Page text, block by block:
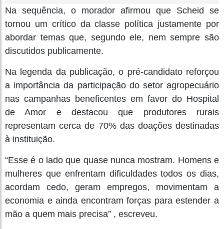
Na sequência, o morador afirmou que Scheid se
tornou um crítico da classe política justamente por
abordar temas que, segundo ele, nem sempre são
discutidos publicamente.
Na legenda da publicação, o pré-candidato reforçou
a importância da participação do setor agropecuário
nas campanhas beneficentes em favor do Hospital
de Amor e destacou que produtores rurais
representam cerca de 70% das doações destinadas
à instituição.
“Esse é o lado que quase nunca mostram. Homens e
mulheres que enfrentam dificuldades todos os dias,
acordam cedo, geram empregos, movimentam a
economia e ainda encontram forças para estender a
mão a quem mais precisa” , escreveu.